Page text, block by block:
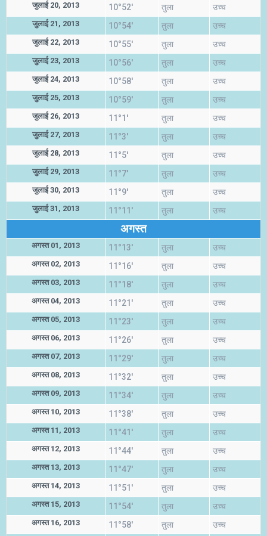
जुलाई 20, 2013 10°52' तुला उच्च
जुलाई 21, 2013 10°54' तुला उच्च
जुलाई 22, 2013 10°55' तुला उच्च
जुलाई 23, 2013 10°56' तुला उच्च
जुलाई 24, 2013 10°58' तुला उच्च
जुलाई 25, 2013 10°59' तुला उच्च
जुलाई 26, 2013 11°1' तुला उच्च
जुलाई 27, 2013 11°3' तुला उच्च
जुलाई 28, 2013 11°5' तुला उच्च
जुलाई 29, 2013 11°7' तुला उच्च
जुलाई 30, 2013 11°9' तुला उच्च
जुलाई 31, 2013 11°11' तुला उच्च
अगस्त
अगस्त 01, 2013 11°13' तुला उच्च
अगस्त 02, 2013 11°16' तुला उच्च
अगस्त 03, 2013 11°18' तुला उच्च
अगस्त 04, 2013 11°21' तुला उच्च
अगस्त 05, 2013 11°23' तुला उच्च
अगस्त 06, 2013 11°26' तुला उच्च
अगस्त 07, 2013 11°29' तुला उच्च
अगस्त 08, 2013 11°32' तुला उच्च
अगस्त 09, 2013 11°34' तुला उच्च
अगस्त 10, 2013 11°38' तुला उच्च
अगस्त 11, 2013 11°41' तुला उच्च
अगस्त 12, 2013 11°44' तुला उच्च
अगस्त 13, 2013 11°47' तुला उच्च
अगस्त 14, 2013 11°51' तुला उच्च
अगस्त 15, 2013 11°54' तुला उच्च
अगस्त 16, 2013 11°58' तुला उच्च